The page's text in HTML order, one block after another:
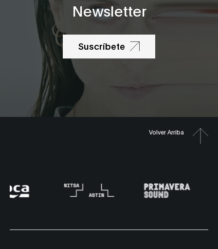
Newsletter
Suscríbete
Volver Arriba